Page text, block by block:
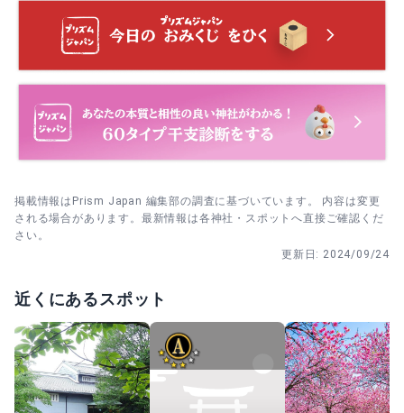
・ 7月最終土・日曜 夏季例大祭｜夜にササラ獅子舞が巡
行。夕方のうちに到着して場所を確保すると、雰囲気をじ
・ 10月15日〜11月15日 七五三詣｜家族連れで賑わう時
・ 11月8日 秋季大祭｜収穫感謝と無病息災を祈る祭典。開
始直後は動きやすく、昼前後から人が増えやすい傾向で
3. 朝早い時間帯に参拝すると、人出が少なく落ち着いて参
拝できます。ゆっくり境内を歩くのにも向いています。
掲載情報はPrism Japan 編集部の調査に基づいています。 内容は変更
される場合があります。最新情報は各神社・スポットへ直接ご確認くだ
さい。
更新日: 2024/09/24
近くにあるスポット